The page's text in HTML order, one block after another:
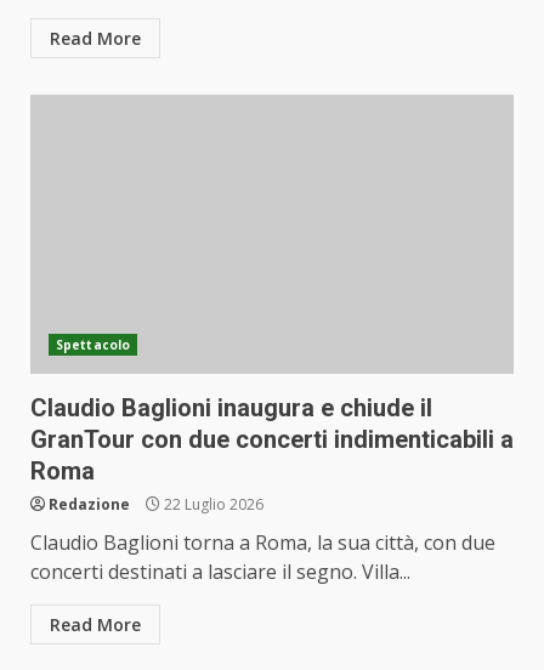
Read More
Spettacolo
Claudio Baglioni inaugura e chiude il
GranTour con due concerti indimenticabili a
Roma
Redazione 22 Luglio 2026
Claudio Baglioni torna a Roma, la sua città, con due
concerti destinati a lasciare il segno. Villa...
Read More